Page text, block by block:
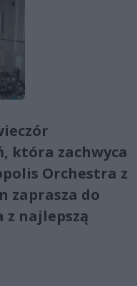
która zachwyca
Orchestra z
zaprasza do
najlepszą